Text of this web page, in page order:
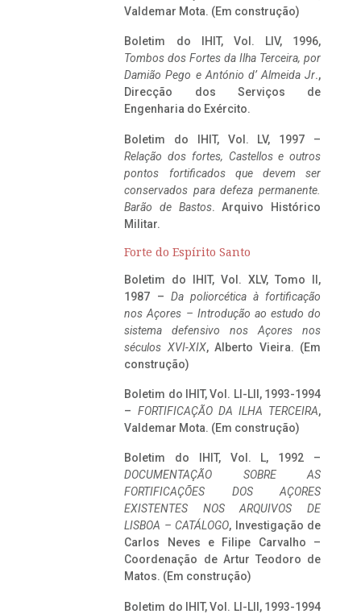
Valdemar Mota. (Em construção)
Boletim do IHIT, Vol. LIV, 1996,
Tombos dos Fortes da Ilha Terceira, por
Damião Pego e António d’ Almeida Jr.,
Direcção dos Serviços de
Engenharia do Exército.
Boletim do IHIT, Vol. LV, 1997 –
Relação dos fortes, Castellos e outros
pontos fortificados que devem ser
conservados para defeza permanente.
Barão de Bastos. Arquivo Histórico
Militar.
Forte do Espírito Santo
Boletim do IHIT, Vol. XLV, Tomo II,
1987 – Da poliorcética à fortificação
nos Açores – Introdução ao estudo do
sistema defensivo nos Açores nos
séculos XVI-XIX, Alberto Vieira. (Em
construção)
Boletim do IHIT, Vol. LI-LII, 1993-1994
– FORTIFICAÇÃO DA ILHA TERCEIRA,
Valdemar Mota. (Em construção)
Boletim do IHIT, Vol. L, 1992 –
DOCUMENTAÇÃO SOBRE AS
FORTIFICAÇÕES DOS AÇORES
EXISTENTES NOS ARQUIVOS DE
LISBOA – CATÁLOGO, Investigação de
Carlos Neves e Filipe Carvalho –
Coordenação de Artur Teodoro de
Matos. (Em construção)
Boletim do IHIT, Vol. LI-LII, 1993-1994